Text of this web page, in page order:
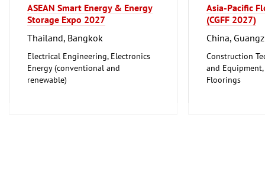
ASEAN Smart Energy & Energy
Storage Expo 2027
Thailand, Bangkok
Electrical Engineering, Electronics
Energy (conventional and
renewable)
Asia-Pacific
(CGFF 2027)
China,
Construction
and
Floorings